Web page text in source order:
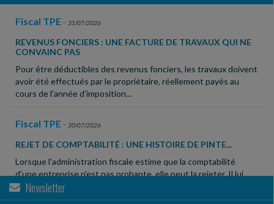
Fiscal TPE - 31/07/2026
REVENUS FONCIERS : UNE FACTURE DE TRAVAUX QUI NE
CONVAINC PAS
Pour être déductibles des revenus fonciers, les travaux doivent
avoir été effectués par le propriétaire, réellement payés au
cours de l'année d'imposition...
Fiscal TPE - 30/07/2026
REJET DE COMPTABILITÉ : UNE HISTOIRE DE PINTE...
Lorsque l'administration fiscale estime que la comptabilité
d'une entreprise n'est pas probante, elle peut la rejeter. Il lui
appartient alors de reconstituer...
Newsletter